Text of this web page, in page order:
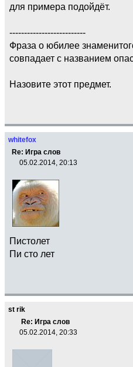
для примера подойдёт.
--------------------------
Фраза о юбилее
совпадает с названием
Назовите этот предмет.
whitefox
Re: Игра слов
05.02.2014, 20:13
Пистолет
Пи сто лет
st rik
Re: Игра слов
05.02.2014, 20:33